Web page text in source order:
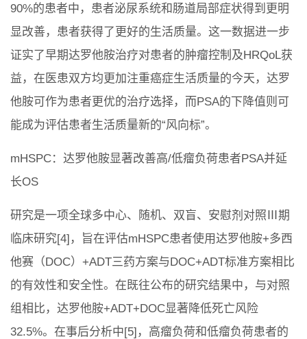
90%的患者中，患者泌尿系统和肠道局部症状得到更明
显改善，患者获得了更好的生活质量。这一数据进一步
证实了早期达罗他胺治疗对患者的肿瘤控制及HRQoL获
益，在医患双方均更加注重癌症生活质量的今天，达罗
他胺可作为患者更优的治疗选择，而PSA的下降值则可
能成为评估患者生活质量新的“风向标”。
mHSPC：达罗他胺显著改善高/低瘤负荷患者PSA并延
长OS
研究是一项全球多中心、随机、双盲、安慰剂对照Ⅲ期
临床研究[4]，旨在评估mHSPC患者使用达罗他胺+多西
他赛（DOC）+ADT三药方案与DOC+ADT标准方案相比
的有效性和安全性。在既往公布的研究结果中，与对照
组相比，达罗他胺+ADT+DOC显著降低死亡风险
32.5%。在事后分析中[5]，高瘤负荷和低瘤负荷患者的